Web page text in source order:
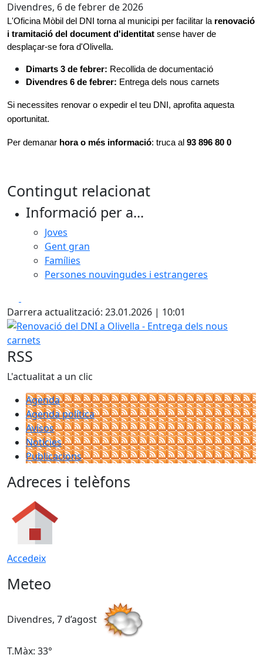
Divendres, 6 de febrer de 2026
L'Oficina Mòbil del DNI torna al municipi per facilitar la renovació
i tramitació del document d'identitat sense haver de
desplaçar-se fora d'Olivella.
Dimarts 3 de febrer: Recollida de documentació
Divendres 6 de febrer: Entrega dels nous carnets
Si necessites renovar o expedir el teu DNI, aprofita aquesta
oportunitat.
Per demanar hora o més informació: truca al 93 896 80 0
Contingut relacionat
Informació per a...
Joves
Gent gran
Famílies
Persones nouvingudes i estrangeres
Darrera actualització: 23.01.2026 | 10:01
Renovació del DNI a Olivella - Entrega dels nous carnets
RSS
L'actualitat a un clic
Agenda
Agenda política
Avisos
Notícies
Publicacions
Adreces i telèfons
Accedeix
Meteo
Divendres, 7 d’agost
T.Màx: 33°